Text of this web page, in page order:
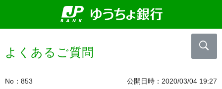
よくあるご質問
No 853 公開日時 2020/03/04 19:27